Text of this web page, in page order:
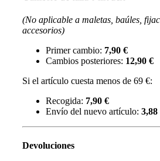
(No aplicable a maletas, baúles,
accesorios)
Primer cambio: 7,90 €
Cambios posteriores: 12,90 €
Si el artículo cuesta menos de 69 €:
Recogida: 7,90 €
Envío del nuevo artículo: 3,88
Devoluciones